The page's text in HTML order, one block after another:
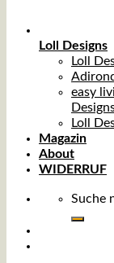
Loll Designs
Loll
easy
Loll
Magazin
About
WIDERRUF
Suche